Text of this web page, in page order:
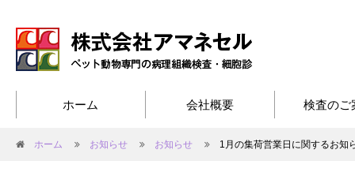
ホーム 会社概要 検査のご
ホーム お知らせ お知らせ 1月の集荷営業日に関するお知